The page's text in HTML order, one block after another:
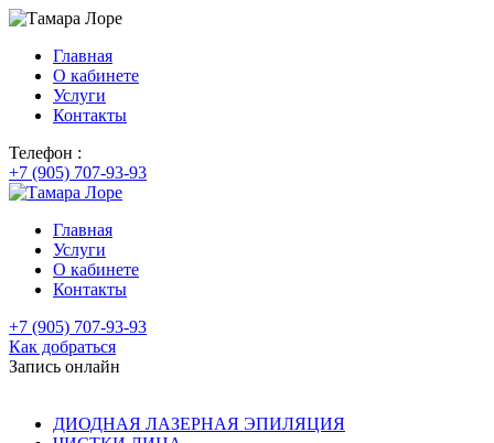
Главная
О кабинете
Услуги
Контакты
Телефон :
+7 (905) 707-93-93
Главная
Услуги
О кабинете
Контакты
+7 (905) 707-93-93
Как добраться
Запись онлайн
ДИОДНАЯ ЛАЗЕРНАЯ ЭПИЛЯЦИЯ